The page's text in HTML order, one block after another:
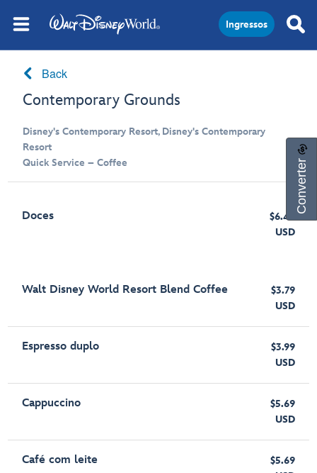
Ingressos
Back
Contemporary Grounds
Disney's Contemporary Resort, Disney's Contemporary
Resort
Quick Service – Coffee
Doces
$6.49
USD
Walt Disney World Resort Blend Coffee
$3.79
USD
Espresso duplo
$3.99
USD
Cappuccino
$5.69
USD
Café com leite
$5.69
Converter